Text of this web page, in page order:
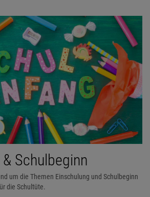
Schulbeginn
um die Themen Einschulung und Schulbeginn
die Schultüte.